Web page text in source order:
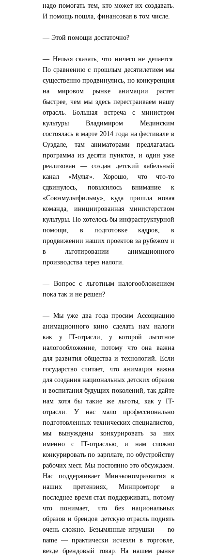
надо помогать тем, кто может их создавать.
И помощь пошла, финансовая в том числе.
— Этой помощи достаточно?
— Нельзя сказать, что ничего не делается.
По сравнению с прошлым десятилетием мы
существенно продвинулись, но конкуренция
на мировом рынке анимации растет
быстрее, чем мы здесь перестраиваем нашу
отрасль. Большая встреча с министром
культуры Владимиром Мединским
состоялась в марте 2014 года на фестивале в
Суздале, там аниматорами предлагалась
программа из десяти пунктов, и один уже
реализован — создан детский кабельный
канал «Мульт». Хорошо, что что-то
сдвинулось, повысилось внимание к
«Союзмультфильму», куда пришла новая
команда, инициированная министерством
культуры. Но хотелось бы инфраструктурной
помощи, в подготовке кадров, в
продвижении наших проектов за рубежом и
в льготировании анимационного
производства через налоги.
— Вопрос с льготным налогообложением
пока так и не решен?
— Мы уже два года просим Ассоциацию
анимационного кино сделать нам налоги
как у IT-отрасли, у которой льготное
налогообложение, потому что она важна
для развития общества и технологий. Если
государство считает, что анимация важна
для создания национальных детских образов
и воспитания будущих поколений, так дайте
нам хотя бы такие же льготы, как у IT-
отрасли. У нас мало профессионально
подготовленных технических специалистов,
мы вынуждены конкурировать за них
именно с IT-отраслью, и нам сложно
конкурировать по зарплате, по обустройству
рабочих мест. Мы постоянно это обсуждаем.
Нас поддерживает Минэкономразвития в
наших претензиях, Минпромторг в
последнее время стал поддерживать, потому
что понимает, что без национальных
образов и брендов детскую отрасль поднять
очень сложно. Безымянные игрушки — no
name — практически исчезли в торговле,
везде брендовый товар. На нашем рынке